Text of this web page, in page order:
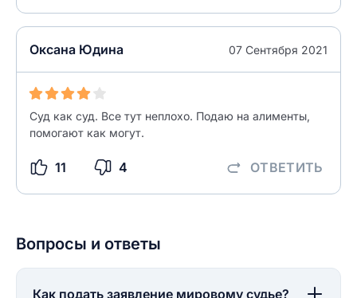
Оксана Юдина 07 Сентября 2021
Суд как суд. Все тут неплохо. Подаю на алименты,
помогают как могут.
11 4 ОТВЕТИТЬ
Вопросы и ответы
Как подать заявление мировому судье?